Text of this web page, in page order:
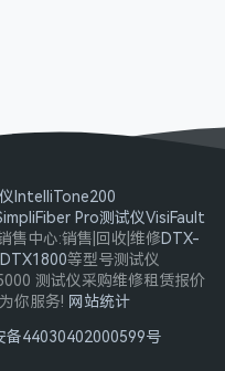
IntelliTone200
Pro测试仪VisiFault
售中心:销售|回收|维修DTX-
DTX1800等型号测试仪
测试仪采购维修租赁报价
你服务! 网站统计
备44030402000599号